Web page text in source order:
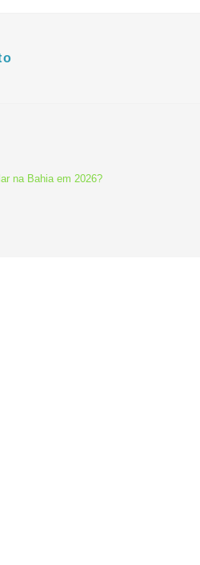
na Bahia em 2026?